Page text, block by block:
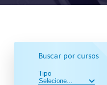
Buscar por cursos
Tipo